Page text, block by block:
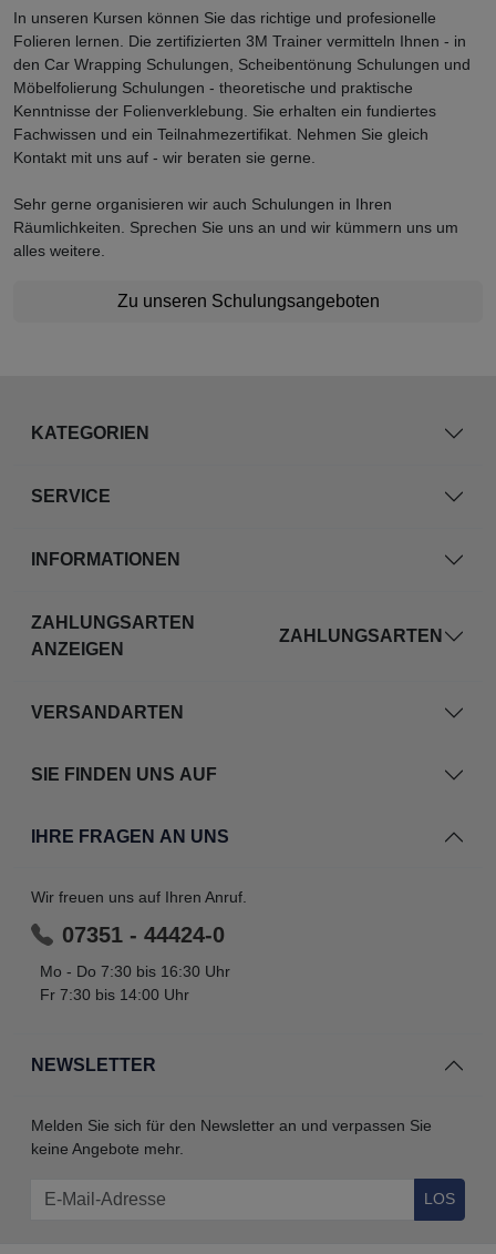
In unseren Kursen können Sie das richtige und profesionelle
Folieren lernen. Die zertifizierten 3M Trainer vermitteln Ihnen - in
den Car Wrapping Schulungen, Scheibentönung Schulungen und
Möbelfolierung Schulungen - theoretische und praktische
Kenntnisse der Folienverklebung. Sie erhalten ein fundiertes
Fachwissen und ein Teilnahmezertifikat. Nehmen Sie gleich
Kontakt mit uns auf - wir beraten sie gerne.
Sehr gerne organisieren wir auch Schulungen in Ihren
Räumlichkeiten. Sprechen Sie uns an und wir kümmern uns um
alles weitere.
Zu unseren Schulungsangeboten
KATEGORIEN
SERVICE
INFORMATIONEN
NEWSLETTER
Melden Sie sich für den Newsletter an und verpassen Sie
keine Angebote mehr.
LOS
ZAHLUNGSARTEN
ANZEIGEN
ZAHLUNGSARTEN
VERSANDARTEN
SIE FINDEN UNS AUF
IHRE FRAGEN AN UNS
Wir freuen uns auf Ihren Anruf.
07351 - 44424-0
Mo - Do 7:30 bis 16:30 Uhr
Fr 7:30 bis 14:00 Uhr